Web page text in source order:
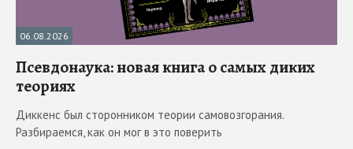
06.08.2026
Псевдонаука: новая книга о самых диких
теориях
Диккенс был сторонником теории самовозгорания.
Разбираемся, как он мог в это поверить